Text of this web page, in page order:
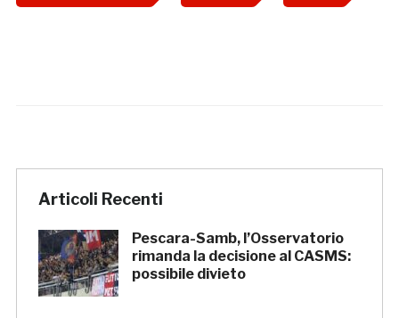
Articoli Recenti
Pescara-Samb, l’Osservatorio
rimanda la decisione al CASMS:
possibile divieto